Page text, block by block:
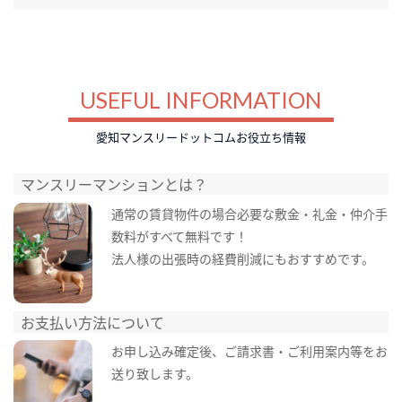
USEFUL INFORMATION
愛知マンスリードットコムお役立ち情報
マンスリーマンションとは？
通常の賃貸物件の場合必要な敷金・礼金・仲介手
数料がすべて無料です！
法人様の出張時の経費削減にもおすすめです。
お支払い方法について
お申し込み確定後、ご請求書・ご利用案内等をお
送り致します。